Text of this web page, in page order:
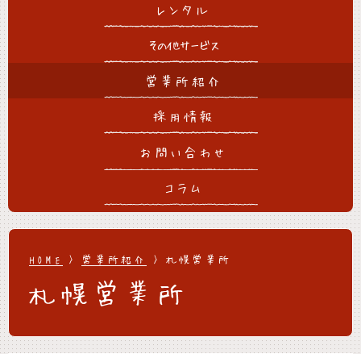
レンタル
その他サービス
営業所紹介
採用情報
お問い合わせ
コラム
HOME > 営業所紹介 > 札幌営業所
札幌営業所